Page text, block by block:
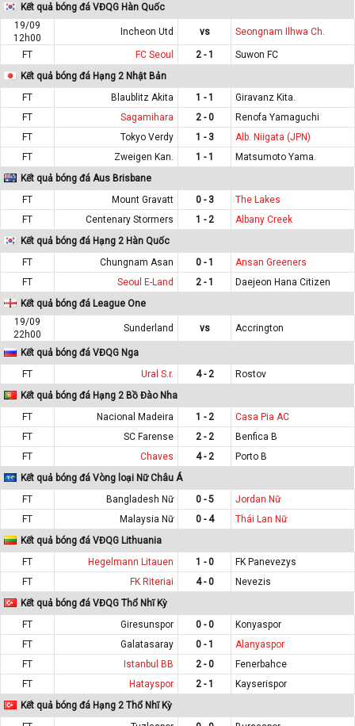
Kết quả bóng đá VĐQG Hàn Quốc
19/09
12h00
Incheon Utd vs Seongnam Ilhwa Ch.
FT FC Seoul 2 - 1
Suwon FC
Kết quả bóng đá Hạng 2 Nhật Bản
FT
Blaublitz Akita 1 - 1
Giravanz Kita.
FT
Sagamihara 2 - 0
Renofa Yamaguchi
FT
Tokyo Verdy 1 - 3
Alb. Niigata (JPN)
FT
Zweigen Kan. 1 - 1
Matsumoto Yama.
Kết quả bóng đá Aus Brisbane
FT
Mount Gravatt 0 - 3
The Lakes
FT
Centenary Stormers 1 - 2
Albany Creek
Kết quả bóng đá Hạng 2 Hàn Quốc
FT
Chungnam Asan 0 - 1
Ansan Greeners
FT
Seoul E-Land 2 - 1
Daejeon Hana Citizen
Kết quả bóng đá League One
19/09
22h00
Sunderland vs Accrington
Kết quả bóng đá VĐQG Nga
FT
Ural S.r. 4 - 2
Rostov
Kết quả bóng đá Hạng 2 Bồ Đào Nha
FT
Nacional Madeira 1 - 2
Casa Pia AC
FT
SC Farense 2 - 2
Benfica B
FT
Chaves 4 - 2
Porto B
Kết quả bóng đá Vòng loại Nữ Châu Á
FT
Bangladesh Nữ 0 - 5
Jordan Nữ
FT
Malaysia Nữ 0 - 4
Thái Lan Nữ
Kết quả bóng đá VĐQG Lithuania
FT
Hegelmann Litauen 1 - 0
FK Panevezys
FT
FK Riteriai 4 - 0
Nevezis
Kết quả bóng đá VĐQG Thổ Nhĩ Kỳ
FT
Giresunspor 0 - 0
Konyaspor
FT
Galatasaray 0 - 1
Alanyaspor
FT
Istanbul BB 2 - 0
Fenerbahce
FT
Hatayspor 2 - 1
Kayserispor
Kết quả bóng đá Hạng 2 Thổ Nhĩ Kỳ